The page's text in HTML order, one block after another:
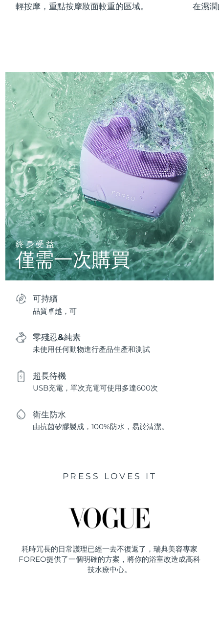
輕按摩，重點按摩妝面較重的區域。
在濕
終身受益
僅需一次購買
可持續
品質卓越，可
零殘忍&純素
未使用任何動物進行產品生產和測試
超長待機
USB充電，單次充電可使用多達600次
衛生防水
由抗菌矽膠製成，100%防水，易於清潔。
PRESS LOVES IT
耗時冗長的日常護理已經一去不復返了，瑞典美容專家
FOREO提供了一個明確的方案，將你的浴室改造成高科
技水療中心。